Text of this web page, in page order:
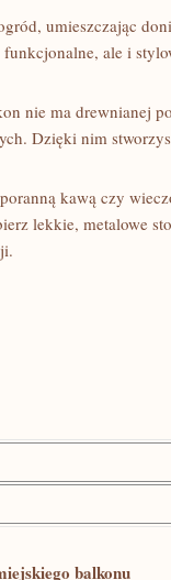
umieszczając
ale i​
nie ma drewnianej
Dzięki nim
​kawą ‌czy
lekkie, metalowe
balkonu